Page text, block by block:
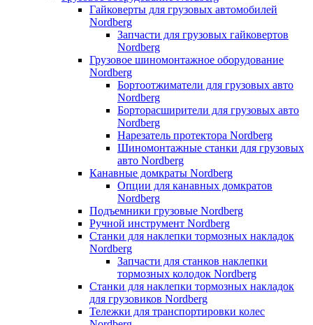
Гайковерты для грузовых автомобилей
Nordberg
Запчасти для грузовых гайковертов
Nordberg
Грузовое шиномонтажное оборудование
Nordberg
Бортоотжиматели для грузовых авто
Nordberg
Борторасширители для грузовых авто
Nordberg
Нарезатель протектора Nordberg
Шиномонтажные станки для грузовых
авто Nordberg
Канавные домкраты Nordberg
Опции для канавных домкратов
Nordberg
Подъемники грузовые Nordberg
Ручной инструмент Nordberg
Станки для наклепки тормозных накладок
Nordberg
Запчасти для станков наклепки
тормозных колодок Nordberg
Станки для наклепки тормозных накладок
для грузовиков Nordberg
Тележки для транспортировки колес